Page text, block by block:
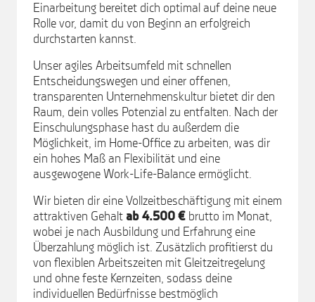
Einarbeitung bereitet dich optimal auf deine neue
Rolle vor, damit du von Beginn an erfolgreich
durchstarten kannst.
Unser agiles Arbeitsumfeld mit schnellen
Entscheidungswegen und einer offenen,
transparenten Unternehmenskultur bietet dir den
Raum, dein volles Potenzial zu entfalten. Nach der
Einschulungsphase hast du außerdem die
Möglichkeit, im Home-Office zu arbeiten, was dir
ein hohes Maß an Flexibilität und eine
ausgewogene Work-Life-Balance ermöglicht.
Wir bieten dir eine Vollzeitbeschäftigung mit einem
attraktiven Gehalt ab 4.500 €brutto im Monat,
wobei je nach Ausbildung und Erfahrung eine
Überzahlung möglich ist. Zusätzlich profitierst du
von flexiblen Arbeitszeiten mit Gleitzeitregelung
und ohne feste Kernzeiten, sodass deine
individuellen Bedürfnisse bestmöglich